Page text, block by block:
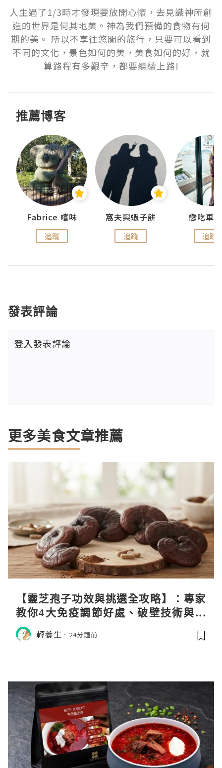
人生過了1/3時才發現要放開心懷，去見識神所創
造的世界是何其地美。神為我們預備的食物有何
期的美。 所以不享往悠閒的旅行，只要可以看到
不同的文化，景色如何的美，美食如何的好，就
算路程有多艱辛，都要繼續上路!
推薦博客
Fabrice 嚐味
追蹤
窩夫與蝦子餅
追蹤
戀吃車
追蹤
發表評論
登入發表評論
更多美食文章推薦
【靈芝孢子功效與挑選全攻略】：專家
教你4大免疫調節好處、破壁技術與挑
選秘訣
輕養生 24分鐘前